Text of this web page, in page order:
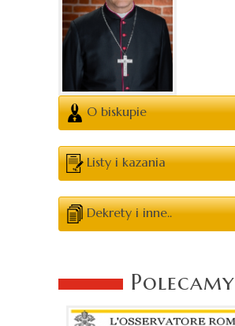
O biskupie
Listy i kazania
Dekrety i inne..
Polecamy